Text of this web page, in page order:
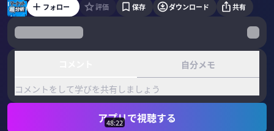
フォロー 評価 保存 ダウンロード 共有
自分メモ
コメントをして学びを共有しましょう
アプリで視聴する
48:22